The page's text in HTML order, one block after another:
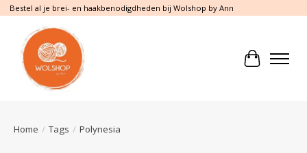
Bestel al je brei- en haakbenodigdheden bij Wolshop by Ann
Home / Tags / Polynesia